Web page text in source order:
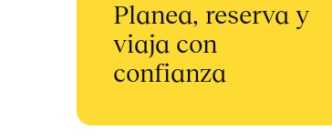
Planea, reserva y
viaja con
confianza